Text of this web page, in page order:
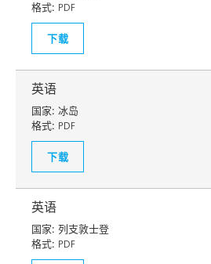
格式: PDF
下载
英语
国家: 冰岛
格式: PDF
下载
英语
国家: 列支敦士登
格式: PDF